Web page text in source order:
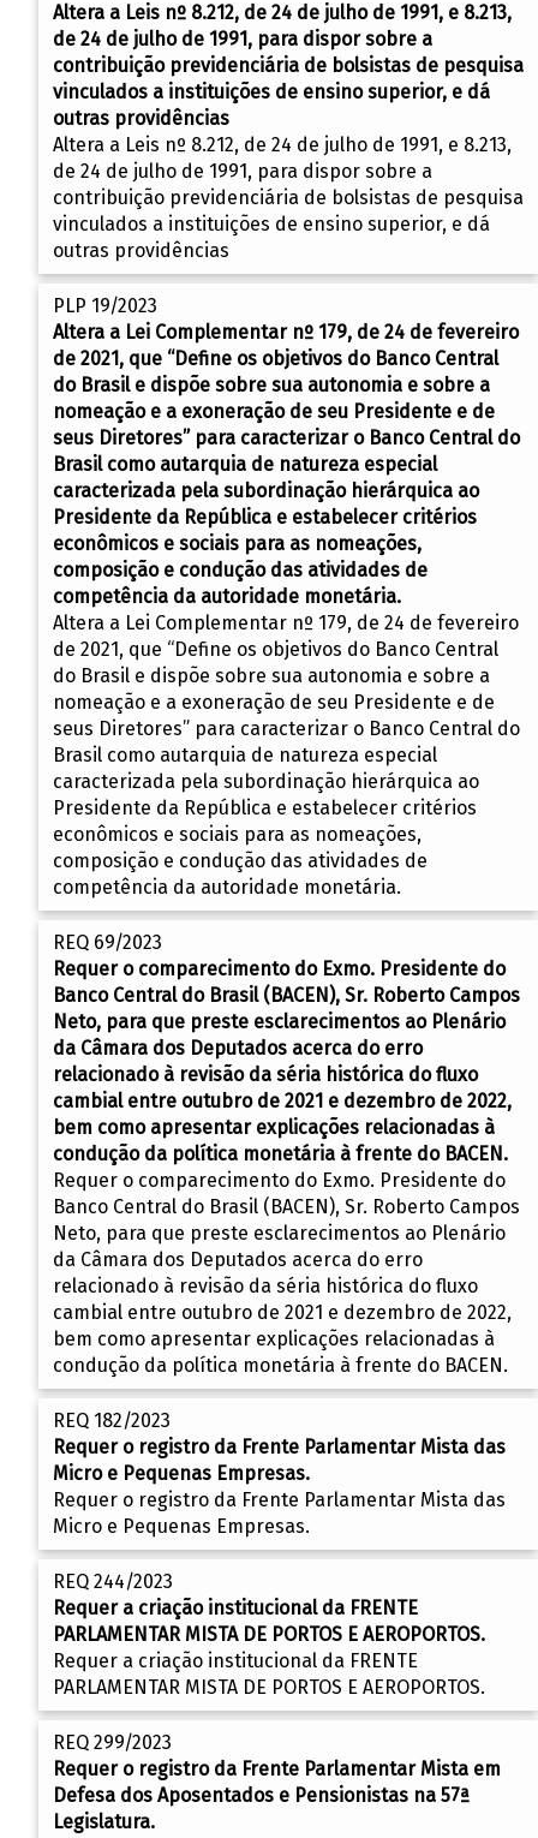
Altera a Leis nº 8.212, de 24 de julho de 1991, e 8.213,
de 24 de julho de 1991, para dispor sobre a
contribuição previdenciária de bolsistas de pesquisa
vinculados a instituições de ensino superior, e dá
outras providências
Altera a Leis nº 8.212, de 24 de julho de 1991, e 8.213,
de 24 de julho de 1991, para dispor sobre a
contribuição previdenciária de bolsistas de pesquisa
vinculados a instituições de ensino superior, e dá
outras providências
PLP 19/2023
Altera a Lei Complementar nº 179, de 24 de fevereiro
de 2021, que “Define os objetivos do Banco Central
do Brasil e dispõe sobre sua autonomia e sobre a
nomeação e a exoneração de seu Presidente e de
seus Diretores” para caracterizar o Banco Central do
Brasil como autarquia de natureza especial
caracterizada pela subordinação hierárquica ao
Presidente da República e estabelecer critérios
econômicos e sociais para as nomeações,
composição e condução das atividades de
competência da autoridade monetária.
Altera a Lei Complementar nº 179, de 24 de fevereiro
de 2021, que “Define os objetivos do Banco Central
do Brasil e dispõe sobre sua autonomia e sobre a
nomeação e a exoneração de seu Presidente e de
seus Diretores” para caracterizar o Banco Central do
Brasil como autarquia de natureza especial
caracterizada pela subordinação hierárquica ao
Presidente da República e estabelecer critérios
econômicos e sociais para as nomeações,
composição e condução das atividades de
competência da autoridade monetária.
REQ 69/2023
Requer o comparecimento do Exmo. Presidente do
Banco Central do Brasil (BACEN), Sr. Roberto Campos
Neto, para que preste esclarecimentos ao Plenário
da Câmara dos Deputados acerca do erro
relacionado à revisão da séria histórica do fluxo
cambial entre outubro de 2021 e dezembro de 2022,
bem como apresentar explicações relacionadas à
condução da política monetária à frente do BACEN.
Requer o comparecimento do Exmo. Presidente do
Banco Central do Brasil (BACEN), Sr. Roberto Campos
Neto, para que preste esclarecimentos ao Plenário
da Câmara dos Deputados acerca do erro
relacionado à revisão da séria histórica do fluxo
cambial entre outubro de 2021 e dezembro de 2022,
bem como apresentar explicações relacionadas à
condução da política monetária à frente do BACEN.
REQ 182/2023
Requer o registro da Frente Parlamentar Mista das
Micro e Pequenas Empresas.
Requer o registro da Frente Parlamentar Mista das
Micro e Pequenas Empresas.
REQ 244/2023
Requer a criação institucional da FRENTE
PARLAMENTAR MISTA DE PORTOS E AEROPORTOS.
Requer a criação institucional da FRENTE
PARLAMENTAR MISTA DE PORTOS E AEROPORTOS.
REQ 299/2023
Requer o registro da Frente Parlamentar Mista em
Defesa dos Aposentados e Pensionistas na 57ª
Legislatura.